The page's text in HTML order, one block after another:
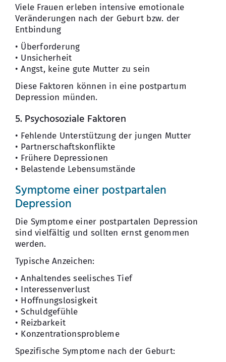
Viele Frauen erleben intensive emotionale
Veränderungen nach der Geburt bzw. der
Entbindung
• Überforderung
• Unsicherheit
• Angst, keine gute Mutter zu sein
Diese Faktoren können in eine postpartum
Depression münden.
5. Psychosoziale Faktoren
• Fehlende Unterstützung der jungen Mutter
• Partnerschaftskonflikte
• Frühere Depressionen
• Belastende Lebensumstände
Symptome einer postpartalen
Depression
Die Symptome einer postpartalen Depression
sind vielfältig und sollten ernst genommen
werden.
Typische Anzeichen:
• Anhaltendes seelisches Tief
• Interessenverlust
• Hoffnungslosigkeit
• Schuldgefühle
• Reizbarkeit
• Konzentrationsprobleme
Spezifische Symptome nach der Geburt: